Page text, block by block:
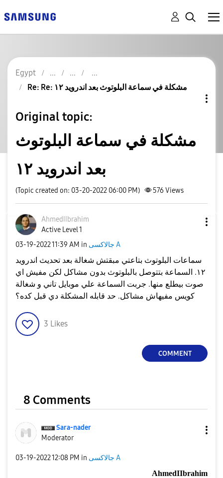
Egypt
Re: Re: مشكلة في سماعة البلوتوث بعد اندرويد ١٢
Original topic:
مشكلة في سماعة البلوتوث
بعد اندرويد ١٢
(Topic created on: 03-20-2022 06:00 PM) 576 Views
AhmedIIbrahim
Active Level 1
‎03-19-202211:39 AM in جالاكسى A
سماعات البلوتوث بتاعتي مبقتش شغالة بعد تحديث اندرويد
١٢. السماعة بتتوصل بالبلوتوث بدون مشاكل لكن مفيش اي
صوت بيطلع منها. جربت السماعة علي موبايل تاني و شغالة
كويس مفيهاش مشاكل. حد قابله المشكلة دي قبل كده؟
3 Likes
COMMENT
8 Comments
Sara-nader
Moderator
‎03-19-202212:08 PM in
جالاكسى A
AhmedIIbrahim